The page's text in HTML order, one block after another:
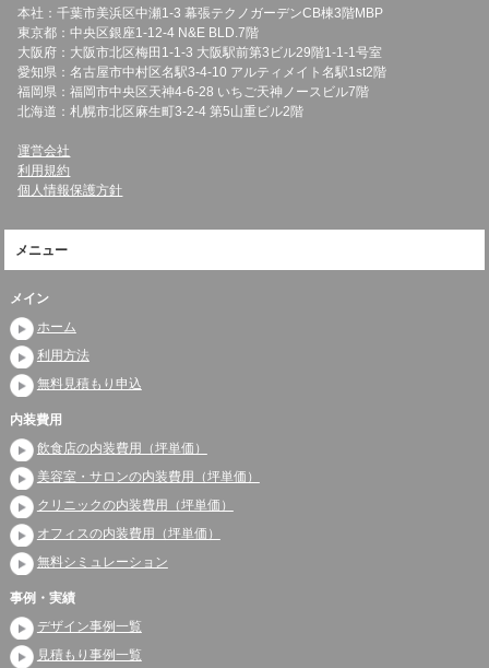
本社：千葉市美浜区中瀬1-3 幕張テクノガーデンCB棟3階MBP
東京都：中央区銀座1-12-4 N&E BLD.7階
大阪府：大阪市北区梅田1-1-3 大阪駅前第3ビル29階1-1-1号室
愛知県：名古屋市中村区名駅3-4-10 アルティメイト名駅1st2階
福岡県：福岡市中央区天神4-6-28 いちご天神ノースビル7階
北海道：札幌市北区麻生町3-2-4 第5山重ビル2階
運営会社
利用規約
個人情報保護方針
メニュー
メイン
ホーム
利用方法
無料見積もり申込
内装費用
飲食店の内装費用（坪単価）
美容室・サロンの内装費用（坪単価）
クリニックの内装費用（坪単価）
オフィスの内装費用（坪単価）
無料シミュレーション
事例・実績
デザイン事例一覧
見積もり事例一覧